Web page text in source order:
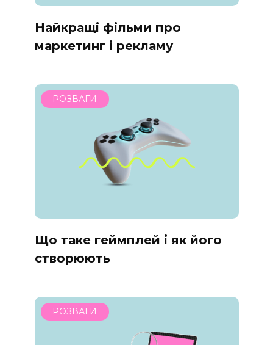
Найкращі фільми про
маркетинг і рекламу
РОЗВАГИ
Що таке геймплей і як його
створюють
РОЗВАГИ